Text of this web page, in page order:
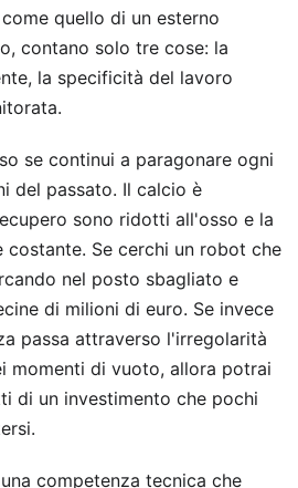
quello di un esterno
contano solo tre cose: la
la specificità del lavoro
se continui a paragonare ogni
del passato. Il calcio è
sono ridotti all'osso e la
costante. Se cerchi un robot che
nel posto sbagliato e
di milioni di euro. Se invece
passa attraverso l'irregolarità
momenti di vuoto, allora potrai
di un investimento che pochi
competenza tecnica che